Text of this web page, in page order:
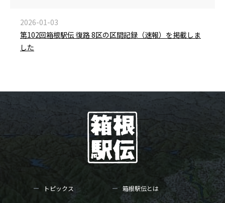
2026-01-03
第102回箱根駅伝 復路 8区の区間記録（速報）を掲載しま
した
トピックス 箱根駅伝とは